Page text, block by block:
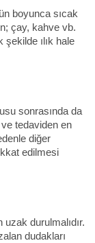
boyunca sıcak
çay, kahve vb.
ılık hale
sonrasında da
tedaviden en
diğer
edilmesi
durulmalıdır.
dudakları